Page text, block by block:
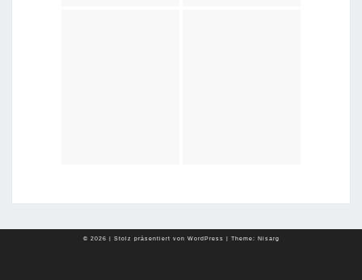
© 2026 Stolz präsentiert von WordPress Theme: Nisarg